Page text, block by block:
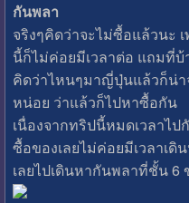
กันพลา
จริงๆคิดว่าจะไม่ซื้อแล้วนะ
นี้ก็ไม่ค่อยมีเวลาต่อ แถมที่บ้
คิดว่าไหนๆมาญี่ปุ่นแล้วก็น่
หน่อย ว่าแล้วก็ไปหาซื้อกัน
เนื่องจากทริปนี้หมดเวลาไ
ซื้อของเลยไม่ค่อยมีเวลาเ
เลยไปเดินหากันพลาที่ชั้น 6